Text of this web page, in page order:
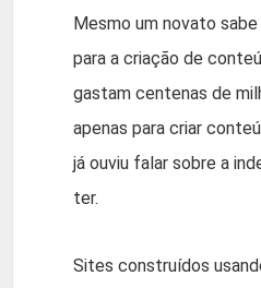
Mesmo um novato
para a criação de
gastam centenas de
apenas para criar
já ouviu falar sobre a
ter.
Sites construídos